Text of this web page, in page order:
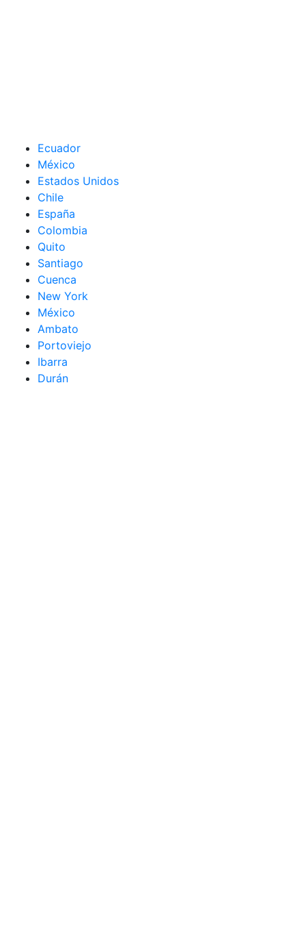
Ecuador
México
Estados Unidos
Chile
España
Colombia
Quito
Santiago
Cuenca
New York
México
Ambato
Portoviejo
Ibarra
Durán